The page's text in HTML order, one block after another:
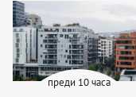
преди 10 часа